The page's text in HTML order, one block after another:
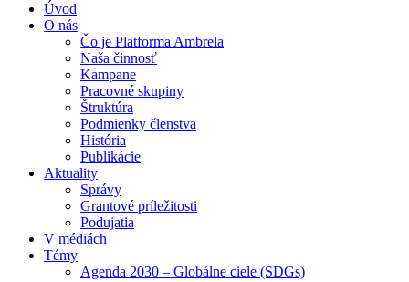
Úvod
O nás
Čo je Platforma Ambrela
Naša činnosť
Kampane
Pracovné skupiny
Štruktúra
Podmienky členstva
História
Publikácie
Aktuality
Správy
Grantové príležitosti
Podujatia
V médiách
Témy
Agenda 2030 – Globálne ciele (SDGs)